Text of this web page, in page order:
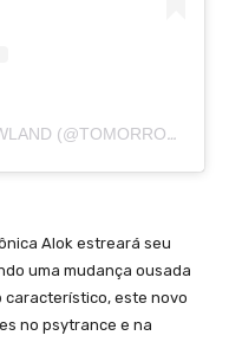
A POST SHARED BY TOMORROWLAND (@TOMORROWLAND)
Alok estreará seu
uma mudança ousada
característico, este novo
no psytrance e na